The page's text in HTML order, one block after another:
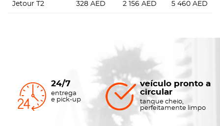
Jetour T2 328 AED 2 156 AED 5 460 AED
24/7
entrega
e pick-up
veículo pronto a
circular
tanque cheio,
perfeitamente limpo